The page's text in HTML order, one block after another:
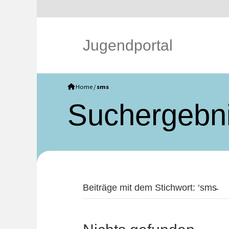
Jugendportal
Home / sms
Beiträge mit dem Stichwort: ‘sms̵